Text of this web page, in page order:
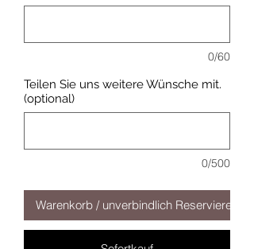
0/60
Teilen Sie uns weitere Wünsche mit.
(optional)
0/500
Warenkorb / unverbindlich Reservieren